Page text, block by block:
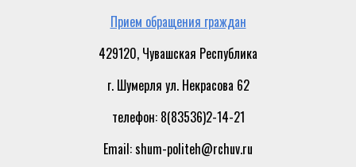
Прием обращения граждан
429120, Чувашская Республика
г. Шумерля ул. Некрасова 62
телефон: 8(83536)2-14-21
Email: shum-politeh@rchuv.ru